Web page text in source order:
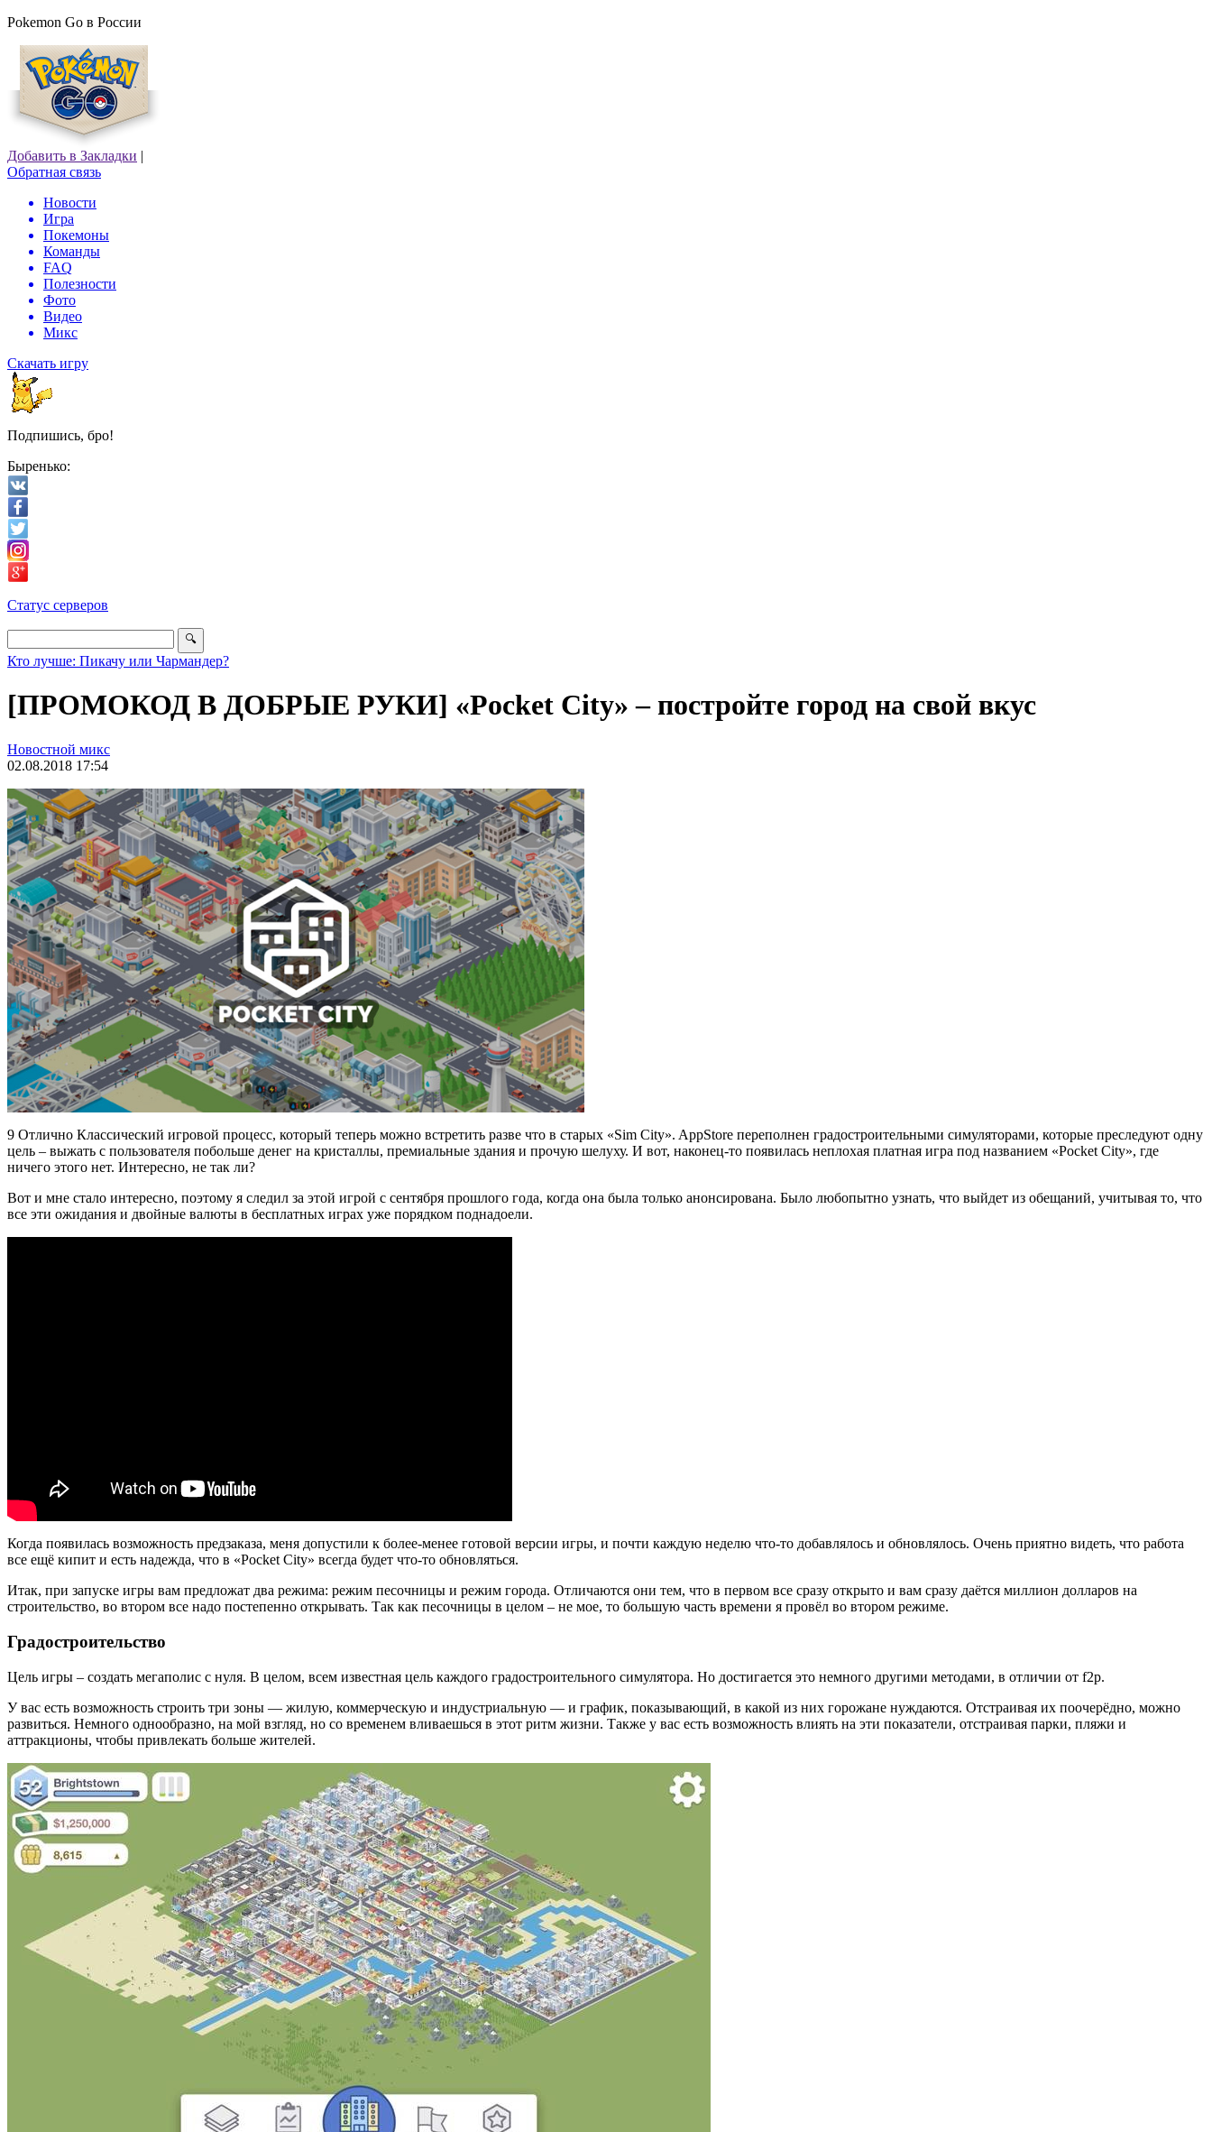
Pokemon Go в России
Добавить в Закладки |
Обратная связь
Новости
Игра
Покемоны
Команды
FAQ
Полезности
Фото
Видео
Микс
Скачать игру
Подпишись, бро!
Быренько:
Статус серверов
Кто лучше: Пикачу или Чармандер?
[ПРОМОКОД В ДОБРЫЕ РУКИ] «Pocket City» – постройте город на свой вкус
Новостной микс
02.08.2018 17:54
9 Отлично Классический игровой процесс, который теперь можно встретить разве что в старых «Sim City». AppStore переполнен градостроительными симуляторами, которые преследуют одну
цель – выжать с пользователя побольше денег на кристаллы, премиальные здания и прочую шелуху. И вот, наконец-то появилась неплохая платная игра под названием «Pocket City», где
ничего этого нет. Интересно, не так ли?
Вот и мне стало интересно, поэтому я следил за этой игрой с сентября прошлого года, когда она была только анонсирована. Было любопытно узнать, что выйдет из обещаний, учитывая то, что
все эти ожидания и двойные валюты в бесплатных играх уже порядком поднадоели.
Когда появилась возможность предзаказа, меня допустили к более-менее готовой версии игры, и почти каждую неделю что-то добавлялось и обновлялось. Очень приятно видеть, что работа
все ещё кипит и есть надежда, что в «Pocket City» всегда будет что-то обновляться.
Итак, при запуске игры вам предложат два режима: режим песочницы и режим города. Отличаются они тем, что в первом все сразу открыто и вам сразу даётся миллион долларов на
строительство, во втором все надо постепенно открывать. Так как песочницы в целом – не мое, то большую часть времени я провёл во втором режиме.
Градостроительство
Цель игры – создать мегаполис с нуля. В целом, всем известная цель каждого градостроительного симулятора. Но достигается это немного другими методами, в отличии от f2p.
У вас есть возможность строить три зоны — жилую, коммерческую и индустриальную — и график, показывающий, в какой из них горожане нуждаются. Отстраивая их поочерёдно, можно
развиться. Немного однообразно, на мой взгляд, но со временем вливаешься в этот ритм жизни. Также у вас есть возможность влиять на эти показатели, отстраивая парки, пляжи и
аттракционы, чтобы привлекать больше жителей.